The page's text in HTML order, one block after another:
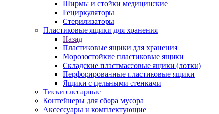
Ширмы и стойки медицинские
Рециркуляторы
Стерилизаторы
Пластиковые ящики для хранения
Назад
Пластиковые ящики для хранения
Морозостойкие пластиковые ящики
Складские пластмассовые ящики (лотки)
Перфорированные пластиковые ящики
Ящики с цельными стенками
Тиски слесарные
Контейнеры для сбора мусора
Аксессуары и комплектующие